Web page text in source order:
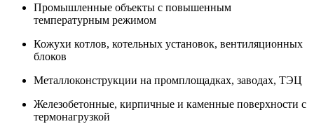
Промышленные объекты с повышенным
температурным режимом
Кожухи котлов, котельных установок, вентиляционных
блоков
Металлоконструкции на промплощадках, заводах, ТЭЦ
Железобетонные, кирпичные и каменные поверхности с
термонагрузкой